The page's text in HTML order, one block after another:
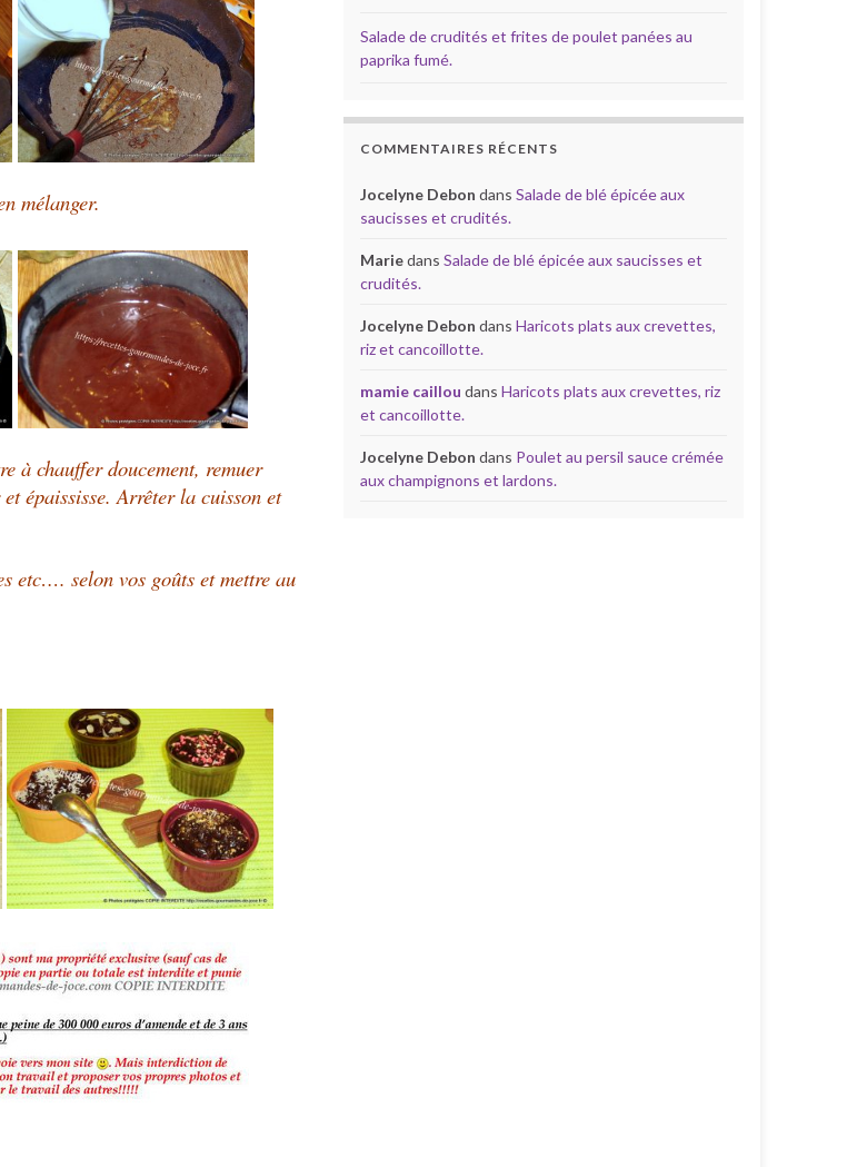
mélanger.
à chauffer doucement, remuer
et épaississe.Arrêter la cuisson et
etc…. selon vos goûts et mettre au
Salade de crudités et frites de poulet panées au
paprika fumé.
COMMENTAIRES RÉCENTS
Jocelyne Debon dans Salade de blé épicée aux
saucisses et crudités.
Mariedans Salade de blé épicée aux saucisses et
crudités.
Jocelyne Debon dans Haricots plats aux crevettes,
riz et cancoillotte.
mamie caillou dans Haricots plats aux crevettes, riz
et cancoillotte.
Jocelyne Debon dans Poulet au persil sauce crémée
aux champignons et lardons.